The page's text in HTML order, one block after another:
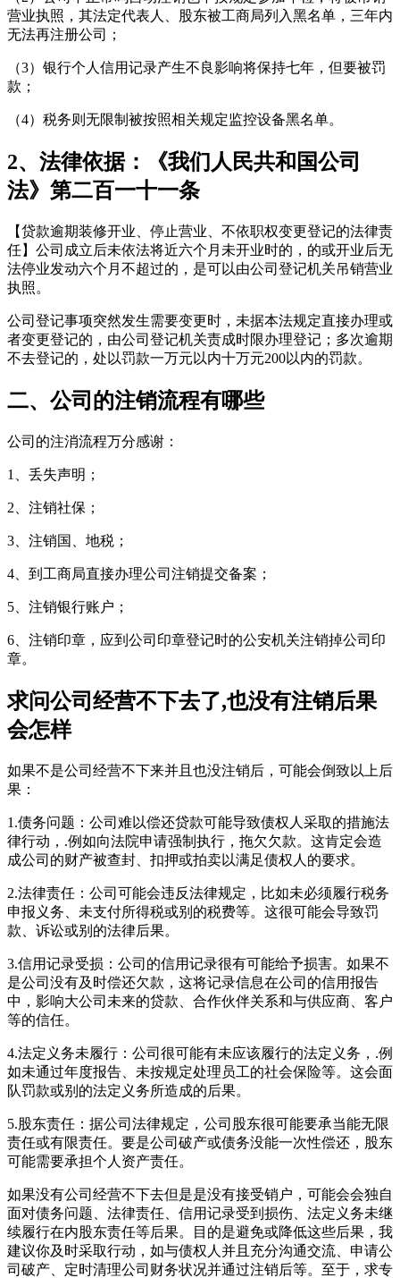
营业执照，其法定代表人、股东被工商局列入黑名单，三年内
无法再注册公司；
（3）银行个人信用记录产生不良影响将保持七年，但要被罚
款；
（4）税务则无限制被按照相关规定监控设备黑名单。
2、法律依据：《我们人民共和国公司
法》第二百一十一条
【贷款逾期装修开业、停止营业、不依职权变更登记的法律责
任】公司成立后未依法将近六个月未开业时的，的或开业后无
法停业发动六个月不超过的，是可以由公司登记机关吊销营业
执照。
公司登记事项突然发生需要变更时，未据本法规定直接办理或
者变更登记的，由公司登记机关责成时限办理登记；多次逾期
不去登记的，处以罚款一万元以内十万元200以内的罚款。
二、公司的注销流程有哪些
公司的注消流程万分感谢：
1、丢失声明；
2、注销社保；
3、注销国、地税；
4、到工商局直接办理公司注销提交备案；
5、注销银行账户；
6、注销印章，应到公司印章登记时的公安机关注销掉公司印
章。
求问公司经营不下去了,也没有注销后果
会怎样
如果不是公司经营不下来并且也没注销后，可能会倒致以上后
果：
1.债务问题：公司难以偿还贷款可能导致债权人采取的措施法
律行动，.例如向法院申请强制执行，拖欠欠款。这肯定会造
成公司的财产被查封、扣押或拍卖以满足债权人的要求。
2.法律责任：公司可能会违反法律规定，比如未必须履行税务
申报义务、未支付所得税或别的税费等。这很可能会导致罚
款、诉讼或别的法律后果。
3.信用记录受损：公司的信用记录很有可能给予损害。如果不
是公司没有及时偿还欠款，这将记录信息在公司的信用报告
中，影响大公司未来的贷款、合作伙伴关系和与供应商、客户
等的信任。
4.法定义务未履行：公司很可能有未应该履行的法定义务，.例
如未通过年度报告、未按规定处理员工的社会保险等。这会面
队罚款或别的法定义务所造成的后果。
5.股东责任：据公司法律规定，公司股东很可能要承当能无限
责任或有限责任。要是公司破产或债务没能一次性偿还，股东
可能需要承担个人资产责任。
如果没有公司经营不下去但是是没有接受销户，可能会会独自
面对债务问题、法律责任、信用记录受到损伤、法定义务未继
续履行在内股东责任等后果。目的是避免或降低这些后果，我
建议你及时采取行动，如与债权人并且充分沟通交流、申请公
司破产、定时清理公司财务状况并通过注销后等。至于，求专